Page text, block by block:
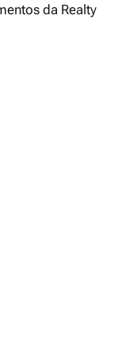
da Realty